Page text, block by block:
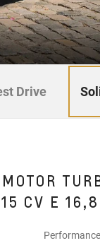
Drive
MOTOR
CV E
Performance